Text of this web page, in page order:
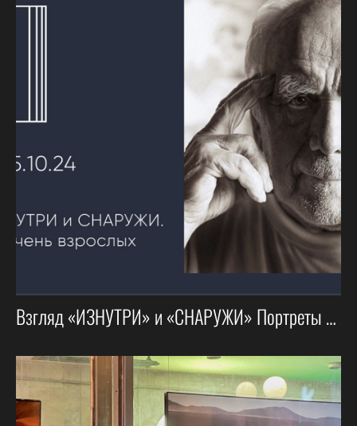
Взгляд «ИЗНУТРИ» и «СНАРУЖИ» Портреты очень взрослых людей (2 этапа)